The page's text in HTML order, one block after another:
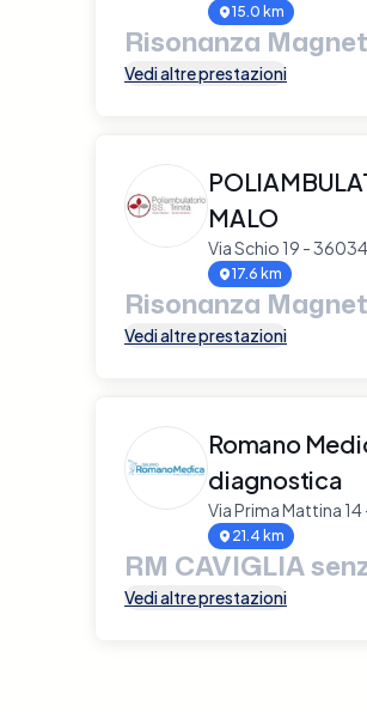
15.0 km
Risonanza
Vedi altre prestazioni
MALO
Via Schio 19 -
17.6 km
Risonanza
Vedi altre prestazioni
Romano
diagnostica
Via Prima Mattina
21.4 km
RM CAVIGLIA
Vedi altre prestazioni